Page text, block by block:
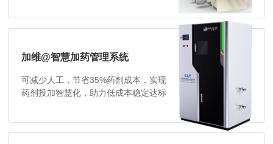
加维@智慧加药管理系统
可减少人工，节省35%药剂成本，实现
药剂投加智慧化，助力低成本稳定达标